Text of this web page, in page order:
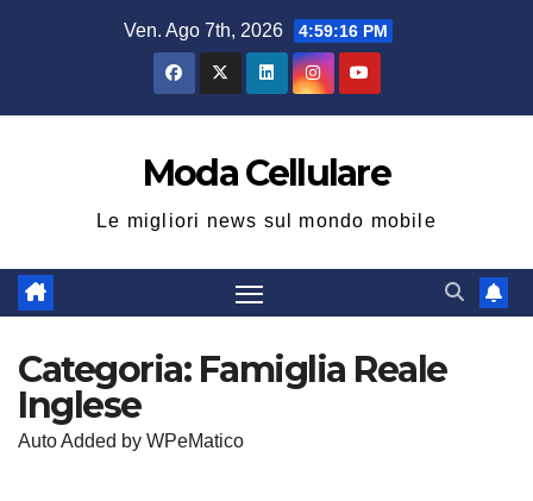
Ven. Ago 7th, 2026 4:59:17 PM
Moda Cellulare
Le migliori news sul mondo mobile
Categoria: Famiglia Reale
Inglese
Auto Added by WPeMatico